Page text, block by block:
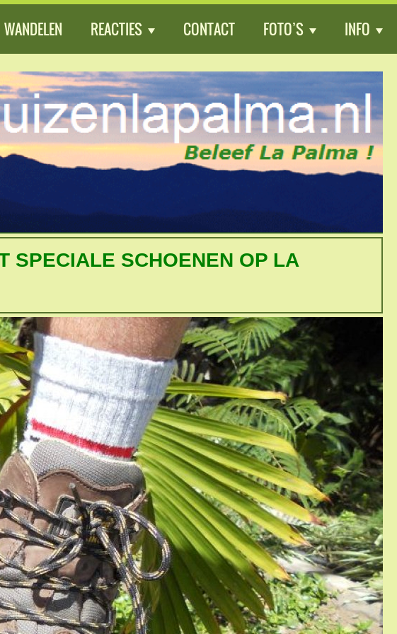
SPECIALE SCHOENEN OP LA
WANDELEN REACTIES CONTACT FOTO’S INFO